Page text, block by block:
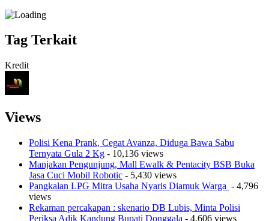
Tag Terkait
Kredit
Views
Polisi Kena Prank, Cegat Avanza, Diduga Bawa Sabu
Ternyata Gula 2 Kg - 10,136 views
Manjakan Pengunjung, Mall Ewalk & Pentacity BSB Buka
Jasa Cuci Mobil Robotic - 5,430 views
Pangkalan LPG Mitra Usaha Nyaris Diamuk Warga - 4,796
views
Rekaman percakapan : skenario DB Lubis, Minta Polisi
Periksa Adik Kandung Bupati Donggala - 4,606 views